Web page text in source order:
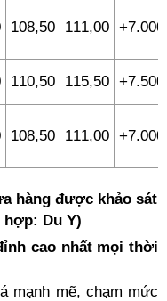
108,50 111,00 +7.000
110,50 115,50 +7.500
108,50 111,00 +7.000
hàng được khảo sát
hợp: Du Y)
cao nhất mọi thời
mạnh mẽ, chạm mức